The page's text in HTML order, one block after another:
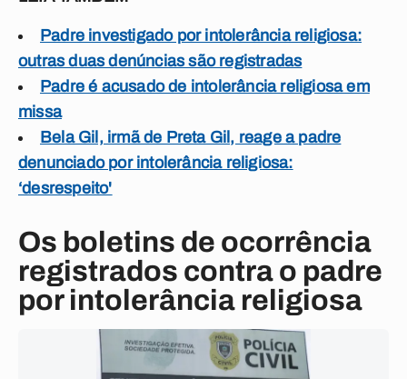
Padre investigado por intolerância religiosa:
outras duas denúncias são registradas
Padre é acusado de intolerância religiosa em
missa
Bela Gil, irmã de Preta Gil, reage a padre
denunciado por intolerância religiosa:
‘desrespeito'
Os boletins de ocorrência
registrados contra o padre
por intolerância religiosa